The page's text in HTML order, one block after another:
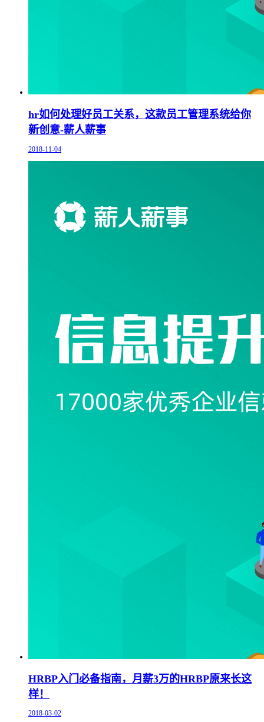
hr如何处理好员工关系，这款员工管理系统给你
新创意-薪人薪事
2018-11-04
HRBP入门必备指南，月薪3万的HRBP原来长这
样！
2018-03-02